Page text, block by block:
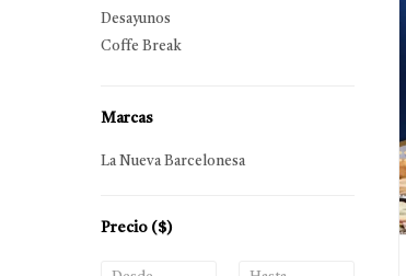
Desayunos
Coffe Break
Marcas
La Nueva Barcelonesa
Precio ($)